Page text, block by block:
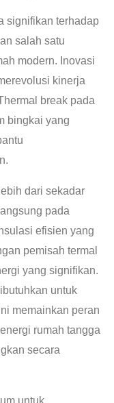
signifikan terhadap
salah satu
modern. Inovasi
kinerja
break pada
bingkai yang
dari sekadar
pada
efisien yang
pemisah termal
yang signifikan.
untuk
memainkan peran
rumah tangga
secara
untuk